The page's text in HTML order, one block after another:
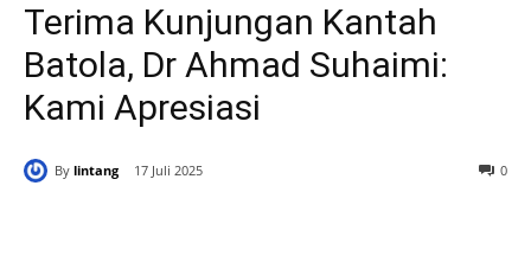
Terima Kunjungan Kantah
Batola, Dr Ahmad Suhaimi:
Kami Apresiasi
By lintang 17 Juli 2025 0